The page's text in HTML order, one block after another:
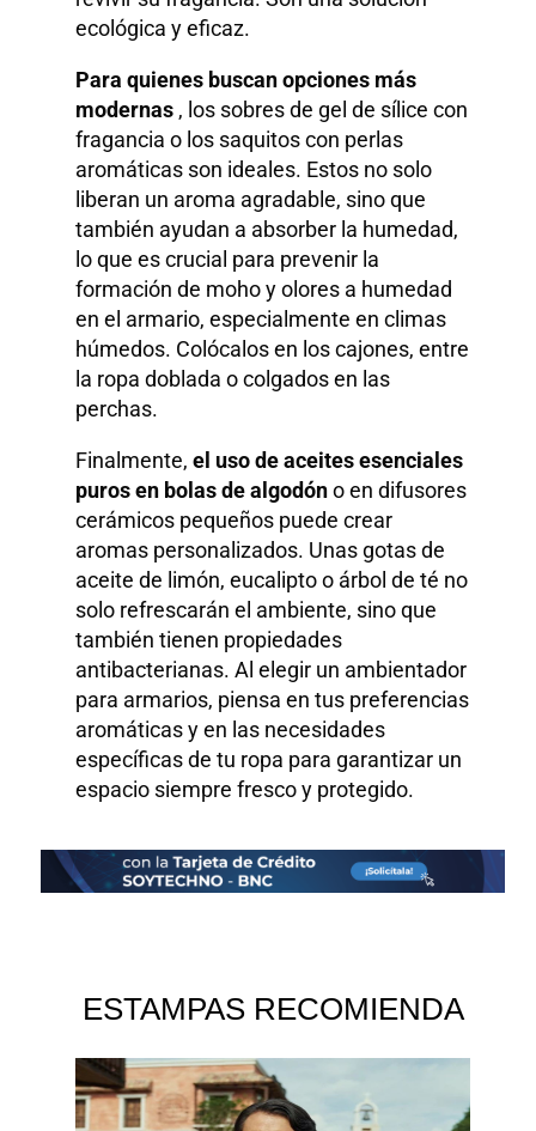
ecológica y eficaz.
Para quienes buscan opciones más
modernas , los sobres de gel de sílice con
fragancia o los saquitos con perlas
aromáticas son ideales. Estos no solo
liberan un aroma agradable, sino que
también ayudan a absorber la humedad,
lo que es crucial para prevenir la
formación de moho y olores a humedad
en el armario, especialmente en climas
húmedos. Colócalos en los cajones, entre
la ropa doblada o colgados en las
perchas.
Finalmente,el uso de aceites esenciales
puros en bolas de algodóno en difusores
cerámicos pequeños puede crear
aromas personalizados. Unas gotas de
aceite de limón, eucalipto o árbol de té no
solo refrescarán el ambiente, sino que
también tienen propiedades
antibacterianas. Al elegir un ambientador
para armarios, piensa en tus preferencias
aromáticas y en las necesidades
específicas de tu ropa para garantizar un
espacio siempre fresco y protegido.
ESTAMPAS RECOMIENDA